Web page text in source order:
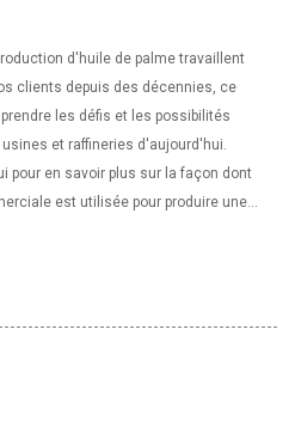
d'huile de palme travaillent
clients depuis des décennies, ce
les défis et les possibilités
et raffineries d'aujourd'hui.
pour en savoir plus sur la façon dont
est utilisée pour produire une
installée à la maison. Il nécessite
C'est comme une petite raffinerie